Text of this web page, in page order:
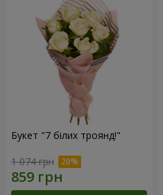
Букет "7 білих троянд!"
1 074 грн